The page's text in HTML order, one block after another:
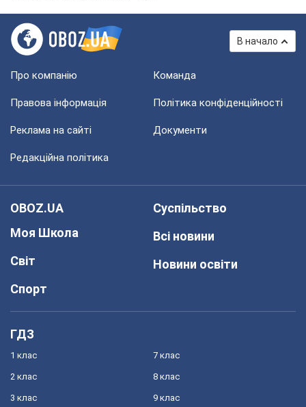
В начало
Про компанію Команда
Правова інформація Політика конфіденційності
Реклама на сайті Документи
Редакційна політика
OBOZ.UA
Моя Школа
Світ
Спорт
Суспільство
Всі новини
Новини освіти
ГДЗ
1 клас
2 клас
3 клас
7 клас
8 клас
9 клас